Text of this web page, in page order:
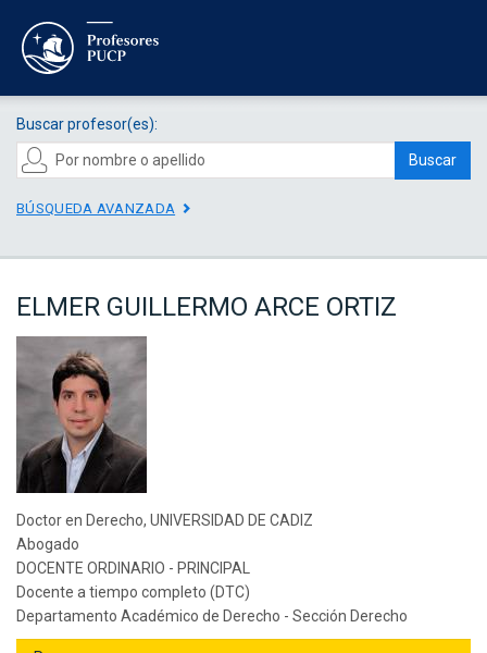
Buscar profesor(es):
Buscar
BÚSQUEDA AVANZADA
ELMER GUILLERMO ARCE ORTIZ
Doctor en Derecho, UNIVERSIDAD DE CADIZ
Abogado
DOCENTE ORDINARIO - PRINCIPAL
Docente a tiempo completo (DTC)
Departamento Académico de Derecho - Sección Derecho